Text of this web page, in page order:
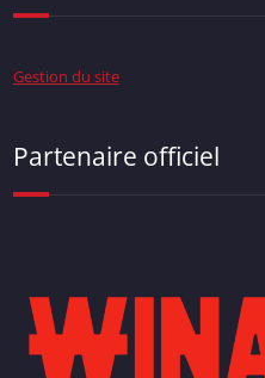
Gestion du site
Partenaire officiel